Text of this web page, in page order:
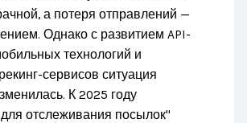
а потеря отправлений —
Однако с развитием API-
технологий и
сервисов ситуация
К 2025 году
отслеживания посылок"